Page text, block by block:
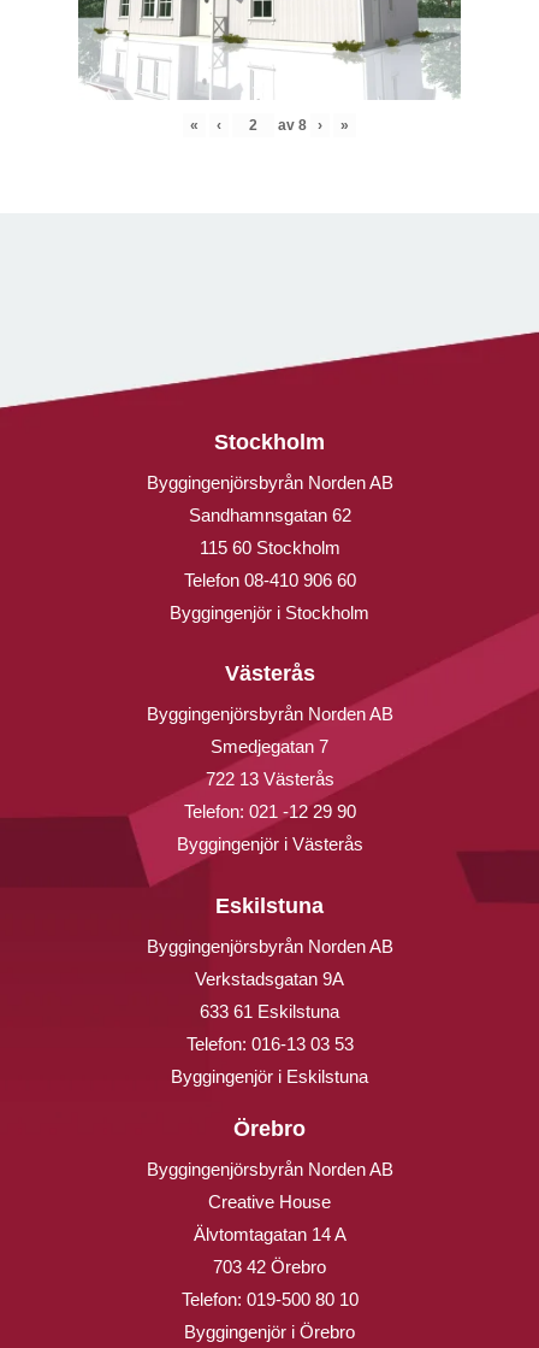
« ‹ av 8 › »
Stockholm
Byggingenjörsbyrån Norden AB
Sandhamnsgatan 62
115 60 Stockholm
Telefon 08-410 906 60
Byggingenjör i Stockholm
Västerås
Byggingenjörsbyrån Norden AB
Smedjegatan 7
722 13 Västerås
Telefon: 021 -12 29 90
Byggingenjör i Västerås
Eskilstuna
Byggingenjörsbyrån Norden AB
Verkstadsgatan 9A
633 61 Eskilstuna
Telefon: 016-13 03 53
Byggingenjör i Eskilstuna
Örebro
Byggingenjörsbyrån Norden AB
Creative House
Älvtomtagatan 14 A
703 42 Örebro
Telefon: 019-500 80 10
Byggingenjör i Örebro